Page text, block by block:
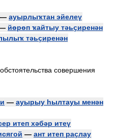
— ауырлыҡтан эйелеү
йөрөп ҡайтыу тәьҫиренән
тәьҫиренән
совершения
— ауырыу һылтауы менән
итеп хәбәр итеү
— ант итеп раҫлау